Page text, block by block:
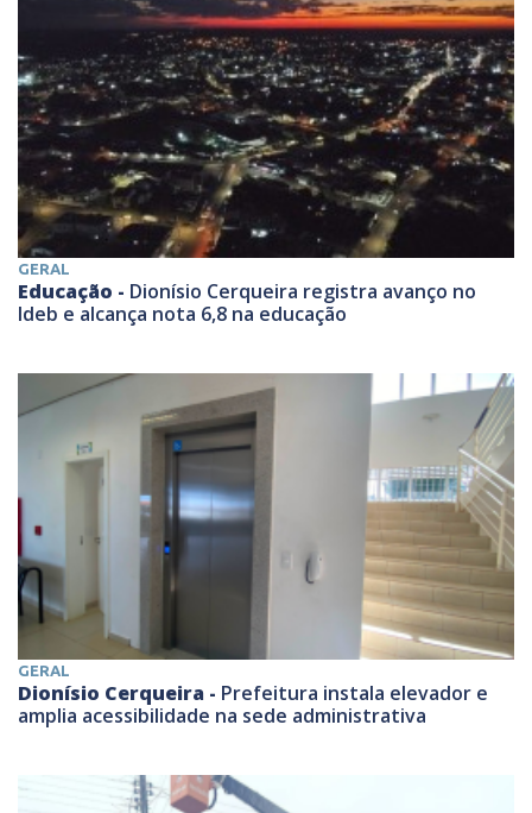
GERAL
Educação - Dionísio Cerqueira registra avanço no
Ideb e alcança nota 6,8 na educação
GERAL
Dionísio Cerqueira - Prefeitura instala elevador e
amplia acessibilidade na sede administrativa